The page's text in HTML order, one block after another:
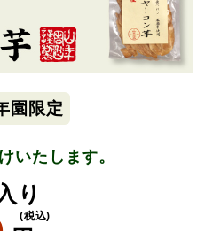
園限定
いたします。
り
(税込)